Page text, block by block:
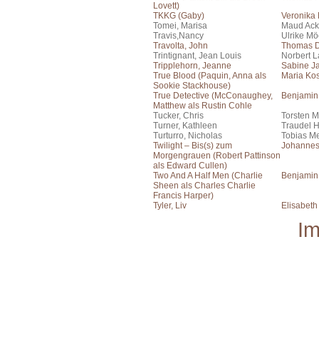
Lovett)
TKKG (Gaby)
Veronika
Tomei, Marisa
Maud
Travis,Nancy
Ulrike
Travolta, John
Thomas
Trintignant, Jean Louis
Norbert
Tripplehorn, Jeanne
Sabine
True Blood (Paquin, Anna als
Sookie Stackhouse)
Maria
True Detective (McConaughey,
Matthew als Rustin Cohle
Tucker, Chris
Torsten
Turner, Kathleen
Traudel
Turturro, Nicholas
Tobias
Twilight – Bis(s) zum
Morgengrauen (Robert Pattinson
als Edward Cullen)
Two And A Half Men (Charlie
Sheen als Charles Charlie
Francis Harper)
Tyler, Liv